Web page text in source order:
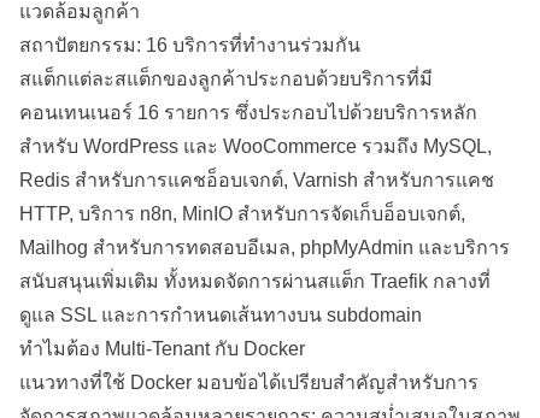
แวดล้อมลูกค้า
สถาปัตยกรรม: 16 บริการที่ทำงานร่วมกัน
สแต็กแต่ละสแต็กของลูกค้าประกอบด้วยบริการที่มี
คอนเทนเนอร์ 16 รายการ ซึ่งประกอบไปด้วยบริการหลัก
สำหรับ WordPress และ WooCommerce รวมถึง MySQL,
Redis สำหรับการแคชอ็อบเจกต์, Varnish สำหรับการแคช
HTTP, บริการ n8n, MinIO สำหรับการจัดเก็บอ็อบเจกต์,
Mailhog สำหรับการทดสอบอีเมล, phpMyAdmin และบริการ
สนับสนุนเพิ่มเติม ทั้งหมดจัดการผ่านสแต็ก Traefik กลางที่
ดูแล SSL และการกำหนดเส้นทางบน subdomain
ทำไมต้อง Multi-Tenant กับ Docker
แนวทางที่ใช้ Docker มอบข้อได้เปรียบสำคัญสำหรับการ